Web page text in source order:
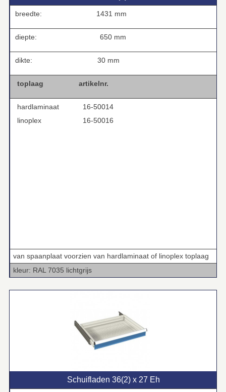
breedte: 1431 mm
diepte: 650 mm
dikte: 30 mm
toplaag artikelnr.
hardlaminaat
16-50014
linoplex
16-50016
van spaanplaat voorzien van hardlaminaat of linoplex toplaag
kleur: RAL 7035 lichtgrijs
Schuifladen 36(2) x 27 Eh